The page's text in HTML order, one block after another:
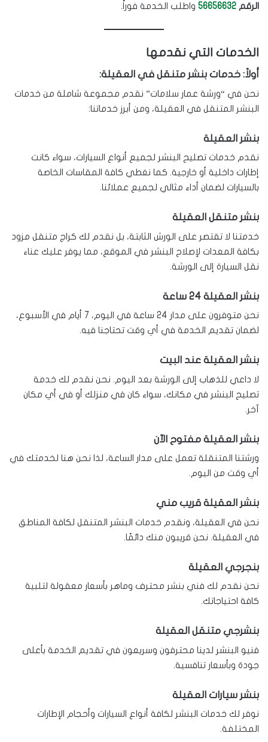
الرقم 56656632 واطلب الخدمة فوراً.
الخدمات التي نقدمها
أولاً: خدمات بنشر متنقل في العقيلة:
نحن في “ورشة عمار سلامات” نقدم مجموعة شاملة من خدمات
البنشر المتنقل في العقيلة، ومن أبرز خدماتنا:
بنشر العقيلة
نقدم خدمات تصليح البنشر لجميع أنواع السيارات، سواء كانت
إطارات داخلية أو خارجية. كما نغطي كافة المقاسات الخاصة
بالسيارات لضمان أداء مثالي لجميع عملائنا.
بنشر متنقل العقيلة
خدمتنا لا تقتصر على الورش الثابتة، بل نقدم لك كراج متنقل مزود
بكافة المعدات لإصلاح البنشر في الموقع، مما يوفر عليك عناء
نقل السيارة إلى الورشة.
بنشر العقيلة 24 ساعة
نحن متوفرون على مدار 24 ساعة في اليوم، 7 أيام في الأسبوع،
لضمان تقديم الخدمة في أي وقت تحتاجنا فيه.
بنشر العقيلة عند البيت
لا داعي للذهاب إلى الورشة بعد اليوم. نحن نقدم لك خدمة
تصليح البنشر في مكانك، سواء كان في منزلك أو في أي مكان
آخر.
بنشر العقيلة مفتوح الآن
ورشتنا المتنقلة تعمل على مدار الساعة، لذا نحن هنا لخدمتك في
أي وقت من اليوم.
بنشر العقيلة قريب مني
نحن في العقيلة، ونقدم خدمات البنشر المتنقل لكافة المناطق
في العقيلة. نحن قريبون منك دائمًا.
بنجرجي العقيلة
نحن نقدم لك فني بنشر محترف وماهر بأسعار معقولة لتلبية
كافة احتياجاتك.
بنشرجي متنقل العقيلة
فنيو البنشر لدينا محترفون وسريعون في تقديم الخدمة بأعلى
جودة وبأسعار تنافسية.
بنشر سيارات العقيلة
نوفر لك خدمات البنشر لكافة أنواع السيارات وأحجام الإطارات
المختلفة.